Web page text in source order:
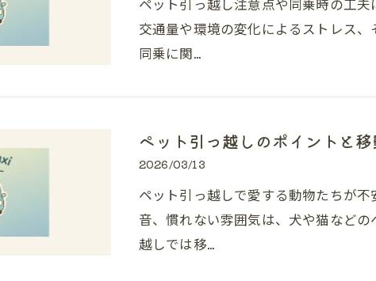
交通量や環境の変化によるストレス
同乗に関…
ペット引っ越しのポイントと
2026/03/13
ペット引っ越しで愛する動物たちが
音、慣れない雰囲気は、犬や猫など
越しでは移…